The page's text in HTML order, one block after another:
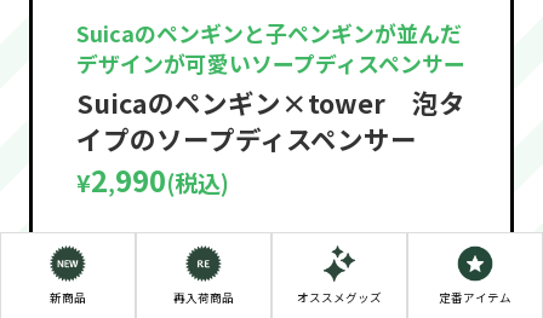
Suicaのペンギンと子ペンギンが並んだ
デザインが可愛いソープディスペンサー
Suicaのペンギン×tower 泡タ
イプのソープディスペンサー
¥2,990(税込)
新商品 再入荷商品 オススメグッズ 定番アイテム